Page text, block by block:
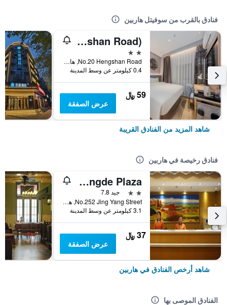
فنادق بالقرب من سوفيتل هاربين
Home Inn (Harbin Hengshan Road)
2 نجمتين
No.20 Hengshan Road, هاربين, الصين
0.4 كيلومتر عن وسط المدينة
59 ﷼
عرض الصفقة
شاهد المزيد من الفنادق القريبة
فنادق رخيصة في هاربين
7Days Inn Harbin Chengde Plaza
2 نجمتين
جيد 7.8
No.252 Jing Yang Street, هاربين, الصين
3.1 كيلومتر عن وسط المدينة
37 ﷼
عرض الصفقة
شاهد أرخص الفنادق في هاربين
الفنادق الموصى بها